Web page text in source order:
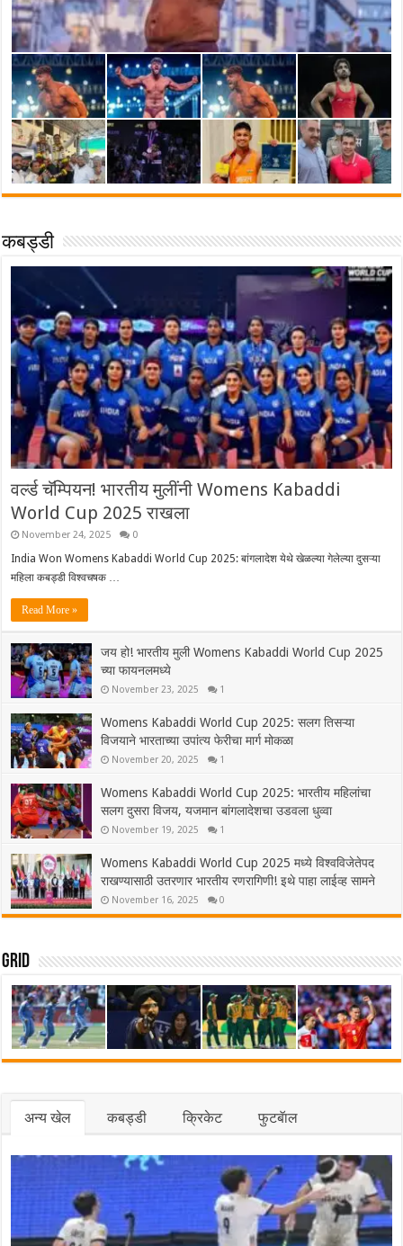
कबड्डी
वर्ल्ड चॅम्पियन! भारतीय मुलींनी Womens Kabaddi
World Cup 2025 राखला
November 24, 2025 0
India Won Womens Kabaddi World Cup 2025: बांगलादेश येथे खेळल्या गेलेल्या दुसऱ्या
महिला कबड्डी विश्वचषक …
Read More »
जय हो! भारतीय मुली Womens Kabaddi World Cup 2025
च्या फायनलमध्ये
November 23, 2025 1
Womens Kabaddi World Cup 2025: सलग तिसऱ्या
विजयाने भारताच्या उपांत्य फेरीचा मार्ग मोकळा
November 20, 2025 1
Womens Kabaddi World Cup 2025: भारतीय महिलांचा
सलग दुसरा विजय, यजमान बांगलादेशचा उडवला धुव्वा
November 19, 2025 1
Womens Kabaddi World Cup 2025 मध्ये विश्वविजेतेपद
राखण्यासाठी उतरणार भारतीय रणरागिणी! इथे पाहा लाईव्ह सामने
November 16, 2025 0
Grid
अन्य खेल कबड्डी क्रिकेट फुटबॅाल